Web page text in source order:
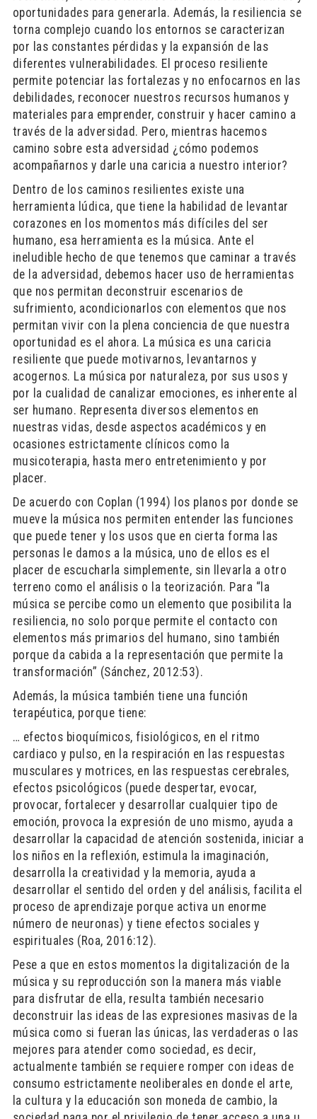
oportunidades para generarla. Además, la resiliencia se
torna complejo cuando los entornos se caracterizan
por las constantes pérdidas y la expansión de las
diferentes vulnerabilidades. El proceso resiliente
permite potenciar las fortalezas y no enfocarnos en las
debilidades, reconocer nuestros recursos humanos y
materiales para emprender, construir y hacer camino a
través de la adversidad. Pero, mientras hacemos
camino sobre esta adversidad ¿cómo podemos
acompañarnos y darle una caricia a nuestro interior?
Dentro de los caminos resilientes existe una
herramienta lúdica, que tiene la habilidad de levantar
corazones en los momentos más difíciles del ser
humano, esa herramienta es la música. Ante el
ineludible hecho de que tenemos que caminar a través
de la adversidad, debemos hacer uso de herramientas
que nos permitan deconstruir escenarios de
sufrimiento, acondicionarlos con elementos que nos
permitan vivir con la plena conciencia de que nuestra
oportunidad es el ahora. La música es una caricia
resiliente que puede motivarnos, levantarnos y
acogernos. La música por naturaleza, por sus usos y
por la cualidad de canalizar emociones, es inherente al
ser humano. Representa diversos elementos en
nuestras vidas, desde aspectos académicos y en
ocasiones estrictamente clínicos como la
musicoterapia, hasta mero entretenimiento y por
placer.
De acuerdo con Coplan (1994) los planos por donde se
mueve la música nos permiten entender las funciones
que puede tener y los usos que en cierta forma las
personas le damos a la música, uno de ellos es el
placer de escucharla simplemente, sin llevarla a otro
terreno como el análisis o la teorización. Para “la
música se percibe como un elemento que posibilita la
resiliencia, no solo porque permite el contacto con
elementos más primarios del humano, sino también
porque da cabida a la representación que permite la
transformación” (Sánchez, 2012:53).
Además, la música también tiene una función
terapéutica, porque tiene:
… efectos bioquímicos, fisiológicos, en el ritmo
cardiaco y pulso, en la respiración en las respuestas
musculares y motrices, en las respuestas cerebrales,
efectos psicológicos (puede despertar, evocar,
provocar, fortalecer y desarrollar cualquier tipo de
emoción, provoca la expresión de uno mismo, ayuda a
desarrollar la capacidad de atención sostenida, iniciar a
los niños en la reflexión, estimula la imaginación,
desarrolla la creatividad y la memoria, ayuda a
desarrollar el sentido del orden y del análisis, facilita el
proceso de aprendizaje porque activa un enorme
número de neuronas) y tiene efectos sociales y
espirituales (Roa, 2016:12).
Pese a que en estos momentos la digitalización de la
música y su reproducción son la manera más viable
para disfrutar de ella, resulta también necesario
deconstruir las ideas de las expresiones masivas de la
música como si fueran las únicas, las verdaderas o las
mejores para atender como sociedad, es decir,
actualmente también se requiere romper con ideas de
consumo estrictamente neoliberales en donde el arte,
la cultura y la educación son moneda de cambio, la